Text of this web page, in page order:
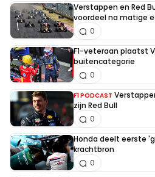
Verstappen en Red
voordeel na matige
0
F1-veteraan plaatst
buitencategorie
0
F1 PODCAST
zijn Red Bull
0
Honda deelt eerste
krachtbron
0